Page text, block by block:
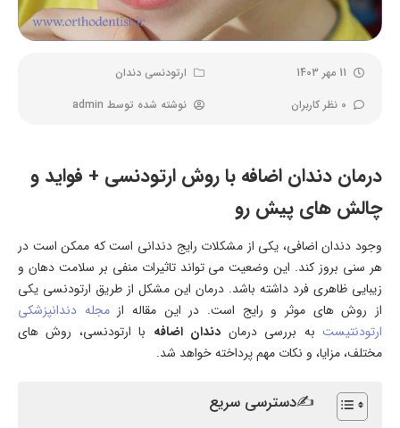
11 مهر 1403
ارتودنسی دندان
0 نظر کاربران
نوشته شده توسط admin
درمان دندان اضافه با روش ارتودنسی + فواید و
چالش های پیش رو
وجود دندان اضافی، یکی از مشکلات رایج دندانی است که ممکن است در
هر سنی بروز کند. این وضعیت می تواند تاثیرات منفی بر سلامت دهان و
زیبایی ظاهری فرد داشته باشد. درمان این مشکل از طریق ارتودنسی یکی
از روش های موثر و رایج است. در این مقاله ازمجله دندانپزشکی
ارتودنتیستبه بررسی درمان دندان اضافه با ارتودنسی، روش های
مختلف، مزایا، و نکات مهم پرداخته خواهد شد.
✍دسترسی سریع